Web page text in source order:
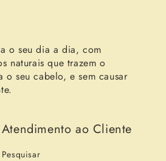
o seu dia a dia, com
naturais que trazem o
o seu cabelo, e sem causar
Atendimento ao Cliente
Pesquisar